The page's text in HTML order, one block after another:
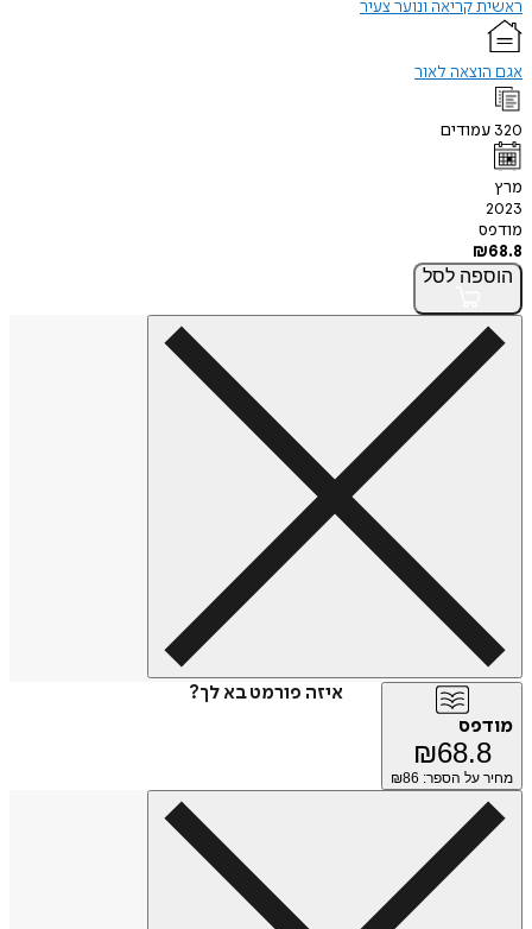
ראשית קריאה ונוער צעיר
אגם הוצאה לאור
320 עמודים
מרץ
2023
מודפס
₪68.8
הוספה לסל
איזה פורמט בא לך?
מודפס
₪68.8
מחיר על הספר: ₪ 86